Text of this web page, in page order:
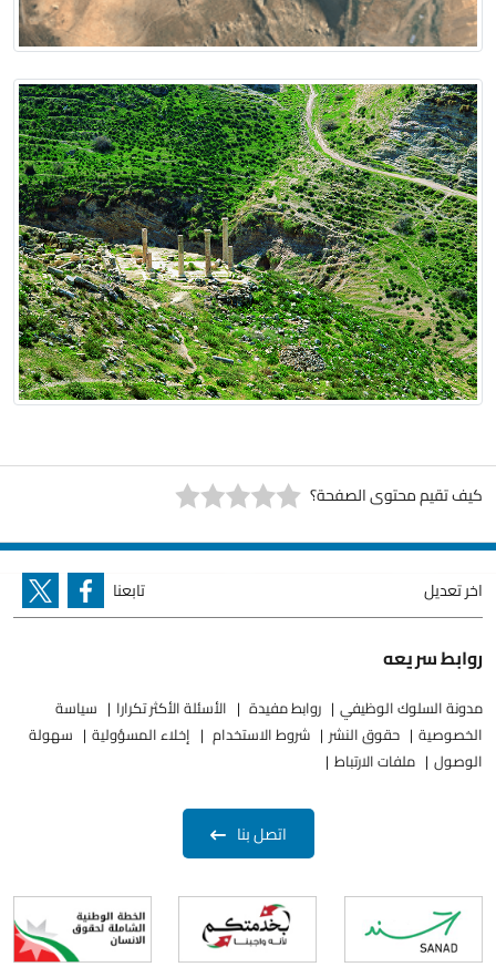
كيف تقيم محتوى الصفحة؟
اخر تعديل تابعنا
روابط سريعه
مدونة السلوك الوظيفي روابط مفيدة الأسئلة الأكثر تكرارا
سياسة
الخصوصية
حقوق النشر شروط الاستخدام إخلاء المسؤولية
سهولة
الوصول
ملفات الارتباط
اتصل بنا